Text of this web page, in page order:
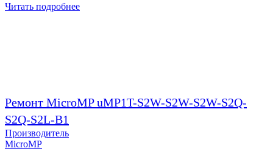
Читать подробнее
Ремонт MicroMP uMP1T-S2W-S2W-S2W-S2Q-
S2Q-S2L-B1
Производитель
MicroMP